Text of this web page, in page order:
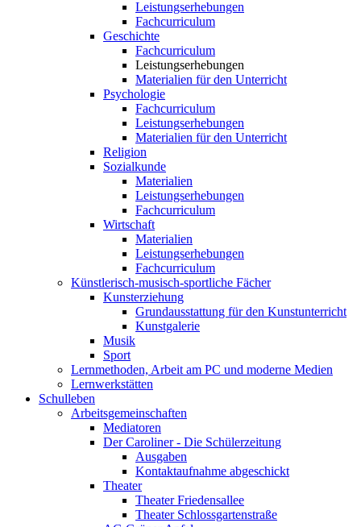
Leistungserhebungen
Fachcurriculum
Geschichte
Fachcurriculum
Leistungserhebungen
Materialien für den Unterricht
Psychologie
Fachcurriculum
Leistungserhebungen
Materialien für den Unterricht
Religion
Sozialkunde
Materialien
Leistungserhebungen
Fachcurriculum
Wirtschaft
Materialien
Leistungserhebungen
Fachcurriculum
Künstlerisch-musisch-sportliche Fächer
Kunsterziehung
Grundausstattung für den Kunstunterricht
Kunstgalerie
Musik
Sport
Lernmethoden, Arbeit am PC und moderne Medien
Lernwerkstätten
Schulleben
Arbeitsgemeinschaften
Mediatoren
Der Caroliner - Die Schülerzeitung
Ausgaben
Kontaktaufnahme abgeschickt
Theater
Theater Friedensallee
Theater Schlossgartenstraße